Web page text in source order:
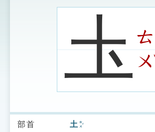
索引選單
圡ㄊ
ㄨ
部首 土 ㄊㄨˇ